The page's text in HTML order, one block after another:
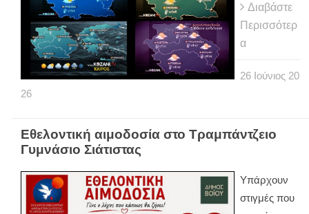
Διαβάστε
Περισσότερ
α
26 Ιούνιος 20
26
Εθελοντική αιμοδοσία στο Τραμπάντζειο
Γυμνάσιο Σιάτιστας
Υπάρχουν
στιγμές που